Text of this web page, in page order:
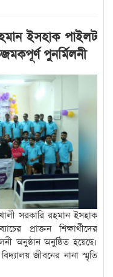
ইসহাক পাইলট
পুনর্মিলনী
সরকারি রহমান ইসহাক
প্রাক্তন শিক্ষার্থীদের
অনুষ্ঠান অনুষ্ঠিত হয়েছে।
জীবনের নানা স্মৃতি